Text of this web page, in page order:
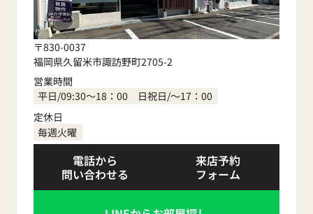
〒830-0037
福岡県久留米市諏訪野町2705-2
営業時間
平日/09:30～18：00 日祝日/～17：00
定休日
毎週火曜
電話から
問い合わせる
来店予約
フォーム